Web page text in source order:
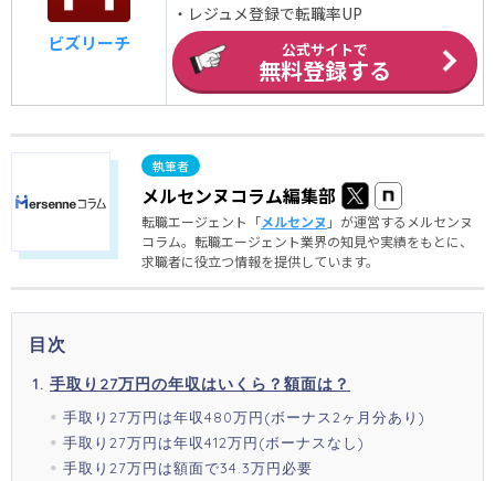
ビズリーチ
・レジュメ登録で転職率UP
公式サイトで
無料登録する
メルセンヌコラム編集部
転職エージェント「メルセンヌ 」が運営するメルセンヌ
コラム。転職エージェント業界の知見や実績をもとに、
求職者に役立つ情報を提供しています。
目次
手取り27万円の年収はいくら？額面は？
手取り27万円は年収480万円(ボーナス2ヶ月分あり)
手取り27万円は年収412万円(ボーナスなし)
手取り27万円は額面で34.3万円必要